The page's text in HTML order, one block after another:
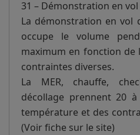
31 – Démonstration en
La démonstration en vol
occupe le volume
maximum en fonction de
contraintes diverses.
La MER, chauffe,
décollage prennent 20
température et des
(Voir fiche sur le site)